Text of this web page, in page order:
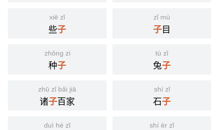
xiē zǐ
些子
zǐ mù
子目
zhǒng zi
种子
tù zǐ
兔子
zhū zǐ bǎi jiā
诸子百家
shí zǐ
石子
duì hé zǐ shí èr zǐ